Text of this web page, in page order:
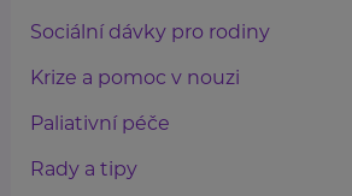
Sociální dávky pro rodiny
Krize a pomoc v nouzi
Paliativní péče
Rady a tipy